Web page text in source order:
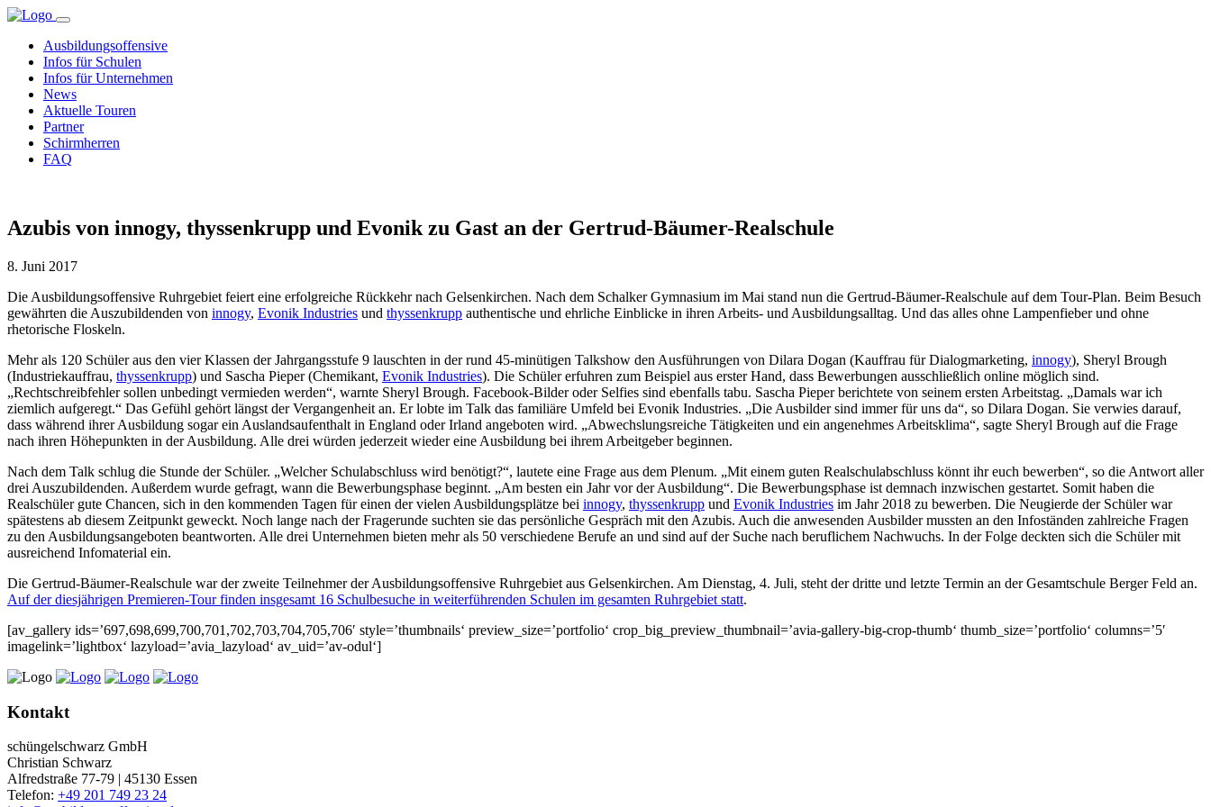
Ausbildungsoffensive
Infos für Schulen
Infos für Unternehmen
News
Aktuelle Touren
Partner
Schirmherren
FAQ
Azubis von innogy, thyssenkrupp und Evonik zu Gast an der Gertrud-Bäumer-Realschule
8. Juni 2017
Die Ausbildungsoffensive Ruhrgebiet feiert eine erfolgreiche Rückkehr nach Gelsenkirchen. Nach dem Schalker Gymnasium im Mai stand nun die Gertrud-Bäumer-Realschule auf dem Tour-Plan. Beim Besuch
gewährten die Auszubildenden von innogy, Evonik Industries und thyssenkrupp authentische und ehrliche Einblicke in ihren Arbeits- und Ausbildungsalltag. Und das alles ohne Lampenfieber und ohne
rhetorische Floskeln.
Mehr als 120 Schüler aus den vier Klassen der Jahrgangsstufe 9 lauschten in der rund 45-minütigen Talkshow den Ausführungen von Dilara Dogan (Kauffrau für Dialogmarketing, innogy), Sheryl Brough
(Industriekauffrau, thyssenkrupp) und Sascha Pieper (Chemikant, Evonik Industries). Die Schüler erfuhren zum Beispiel aus erster Hand, dass Bewerbungen ausschließlich online möglich sind.
„Rechtschreibfehler sollen unbedingt vermieden werden“, warnte Sheryl Brough. Facebook-Bilder oder Selfies sind ebenfalls tabu. Sascha Pieper berichtete von seinem ersten Arbeitstag. „Damals war ich
ziemlich aufgeregt.“ Das Gefühl gehört längst der Vergangenheit an. Er lobte im Talk das familiäre Umfeld bei Evonik Industries. „Die Ausbilder sind immer für uns da“, so Dilara Dogan. Sie verwies darauf,
dass während ihrer Ausbildung sogar ein Auslandsaufenthalt in England oder Irland angeboten wird. „Abwechslungsreiche Tätigkeiten und ein angenehmes Arbeitsklima“, sagte Sheryl Brough auf die Frage
nach ihren Höhepunkten in der Ausbildung. Alle drei würden jederzeit wieder eine Ausbildung bei ihrem Arbeitgeber beginnen.
Nach dem Talk schlug die Stunde der Schüler. „Welcher Schulabschluss wird benötigt?“, lautete eine Frage aus dem Plenum. „Mit einem guten Realschulabschluss könnt ihr euch bewerben“, so die Antwort aller
drei Auszubildenden. Außerdem wurde gefragt, wann die Bewerbungsphase beginnt. „Am besten ein Jahr vor der Ausbildung“. Die Bewerbungsphase ist demnach inzwischen gestartet. Somit haben die
Realschüler gute Chancen, sich in den kommenden Tagen für einen der vielen Ausbildungsplätze bei innogy, thyssenkrupp und Evonik Industries im Jahr 2018 zu bewerben. Die Neugierde der Schüler war
spätestens ab diesem Zeitpunkt geweckt. Noch lange nach der Fragerunde suchten sie das persönliche Gespräch mit den Azubis. Auch die anwesenden Ausbilder mussten an den Infoständen zahlreiche Fragen
zu den Ausbildungsangeboten beantworten. Alle drei Unternehmen bieten mehr als 50 verschiedene Berufe an und sind auf der Suche nach beruflichem Nachwuchs. In der Folge deckten sich die Schüler mit
ausreichend Infomaterial ein.
Die Gertrud-Bäumer-Realschule war der zweite Teilnehmer der Ausbildungsoffensive Ruhrgebiet aus Gelsenkirchen. Am Dienstag, 4. Juli, steht der dritte und letzte Termin an der Gesamtschule Berger Feld an.
Auf der diesjährigen Premieren-Tour finden insgesamt 16 Schulbesuche in weiterführenden Schulen im gesamten Ruhrgebiet statt.
[av_gallery ids=’697,698,699,700,701,702,703,704,705,706′ style=’thumbnails‘ preview_size=’portfolio‘ crop_big_preview_thumbnail=’avia-gallery-big-crop-thumb‘ thumb_size=’portfolio‘ columns=’5′
imagelink=’lightbox‘ lazyload=’avia_lazyload‘ av_uid=’av-odul‘]
Kontakt
schüngelschwarz GmbH
Christian Schwarz
Alfredstraße 77-79 | 45130 Essen
Telefon: +49 201 749 23 24